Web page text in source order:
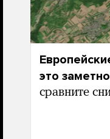
это
сравните